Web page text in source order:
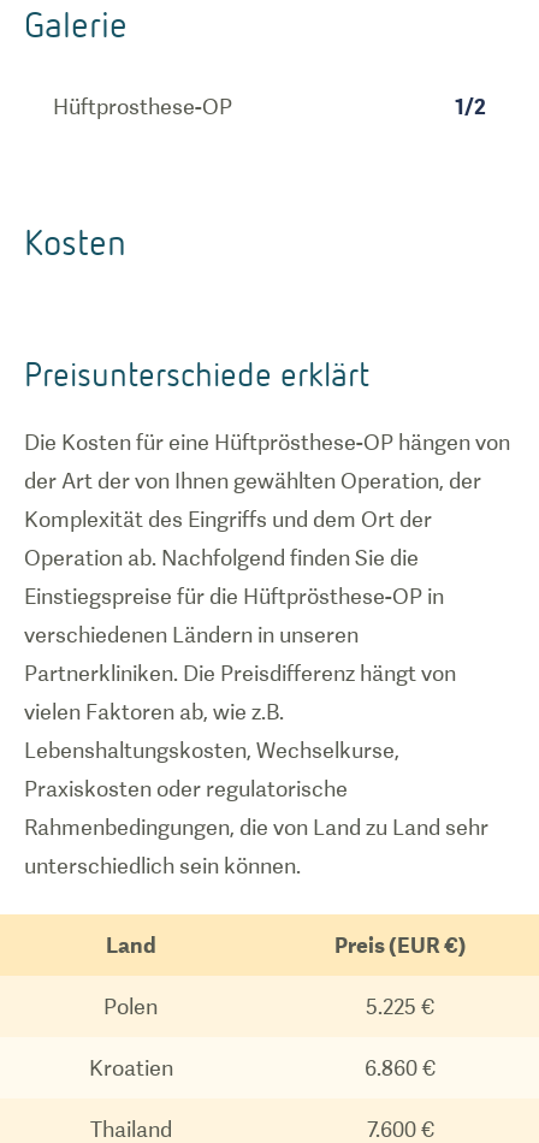
Galerie
Hüftprosthese-OP 1/2
Kosten
Preisunterschiede erklärt
Die Kosten für eine Hüftprösthese-OP hängen von
der Art der von Ihnen gewählten Operation, der
Komplexität des Eingriffs und dem Ort der
Operation ab. Nachfolgend finden Sie die
Einstiegspreise für die Hüftprösthese-OP in
verschiedenen Ländern in unseren
Partnerkliniken. Die Preisdifferenz hängt von
vielen Faktoren ab, wie z.B.
Lebenshaltungskosten, Wechselkurse,
Praxiskosten oder regulatorische
Rahmenbedingungen, die von Land zu Land sehr
unterschiedlich sein können.
Land Preis (EUR €)
Polen 5.225 €
Kroatien 6.860 €
Thailand 7.600 €